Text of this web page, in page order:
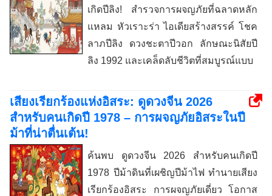
เกิดปีลิง! สำรวจการผจญภัยที่ฉลาดหลัก
แหลม หัวเราะร่า ไอเดียสร้างสรรค์ โชค
ลาภปีลิง ดวงชะตาปีวอก ลักษณะนิสัยปี
ลิง 1992 และเคล็ดลับชีวิตที่สมบูรณ์แบบ
เสียงเรียกร้องแห่งอิสระ: ดูดวงจีน 2026
สำหรับคนเกิดปี 1978 – การผจญภัยอิสระในปี
ม้าที่น่าตื่นเต้น!
ค้นพบ ดูดวงจีน 2026 สำหรับคนเกิดปี
1978 ปีม้าดินที่เผชิญปีม้าไฟ ทำนายเสียง
เรียกร้องอิสระ การผจญภัยเดี่ยว โอกาส